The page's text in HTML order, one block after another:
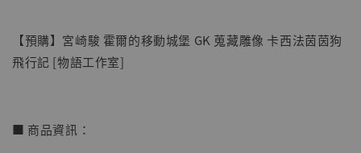
【預購】宮崎駿 霍爾的移動城堡 GK 蒐藏雕像 卡西法茵茵狗
飛行記 [物語工作室]
■ 商品資訊：